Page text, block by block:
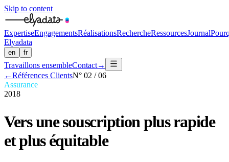
Skip to content
ExpertiseEngagementsRéalisationsRechercheRessourcesJournal
Elyadata
en fr
Travaillons ensembleContact→
←Références ClientsN° 02 /06
Assurance
2018
Vers une souscription plus rapide
et plus équitable